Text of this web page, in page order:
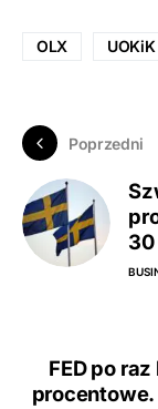
OLX UOKiK
Poprzedni
FED po